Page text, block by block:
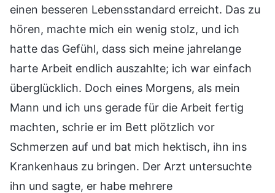
einen besseren Lebensstandard erreicht. Das zu
hören, machte mich ein wenig stolz, und ich
hatte das Gefühl, dass sich meine jahrelange
harte Arbeit endlich auszahlte; ich war einfach
überglücklich. Doch eines Morgens, als mein
Mann und ich uns gerade für die Arbeit fertig
machten, schrie er im Bett plötzlich vor
Schmerzen auf und bat mich hektisch, ihn ins
Krankenhaus zu bringen. Der Arzt untersuchte
ihn und sagte, er habe mehrere